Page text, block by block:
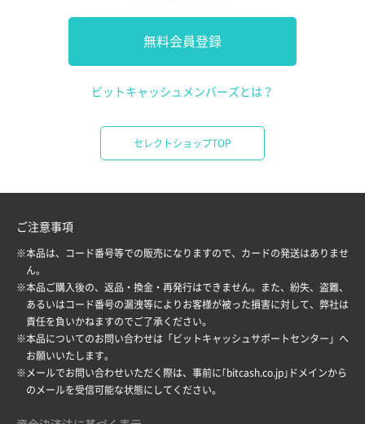
無料会員登録
ビットキャッシュメンバーズとは？
セレクトショップTOP
ご注意事項
※本品は、コード番号等での販売になりますので、カードの発送はありませ
ん。
※本品ご購入後の、返品・換金・再発行はできません。また、紛失、盗難、
あるいはコード番号の漏洩等によりお客様が被った損害に対して、弊社は
責任を負いかねますのでご了承ください。
※本品についてのお問い合わせは「 ビットキャッシュサポートセンター 」へ
お願いいたします。
※メールでお問い合わせいただく際は、事前に｢bitcash.co.jp｣ドメインから
のメールを受信可能な状態にしてください。